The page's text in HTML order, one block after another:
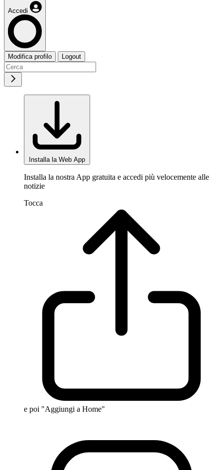
Accedi
Modifica profilo Logout
Installa la Web App
Installa la nostra App gratuita e accedi più velocemente alle
notizie
Tocca
e poi "Aggiungi a Home"